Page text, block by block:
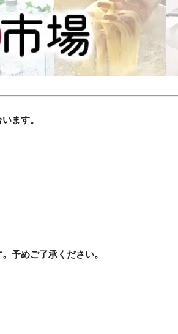
ます。
予めご了承ください。